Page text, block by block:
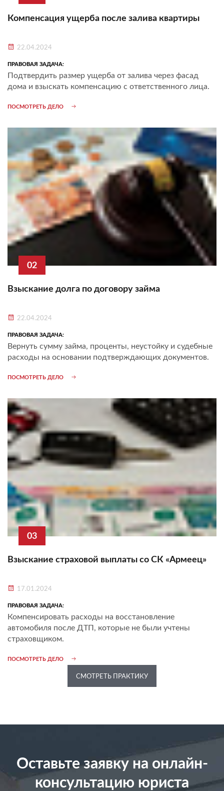
Компенсация ущерба после залива квартиры
22.04.2024
ПРАВОВАЯ ЗАДАЧА:
Подтвердить размер ущерба от залива через фасад
дома и взыскать компенсацию с ответственного лица.
ПОСМОТРЕТЬ ДЕЛО
02
Взыскание долга по договору займа
22.04.2024
ПРАВОВАЯ ЗАДАЧА:
Вернуть сумму займа, проценты, неустойку и судебные
расходы на основании подтверждающих документов.
ПОСМОТРЕТЬ ДЕЛО
03
Взыскание страховой выплаты со СК «Армеец»
17.01.2024
ПРАВОВАЯ ЗАДАЧА:
Компенсировать расходы на восстановление
автомобиля после ДТП, которые не были учтены
страховщиком.
ПОСМОТРЕТЬ ДЕЛО
СМОТРЕТЬ ПРАКТИКУ
Оставьте заявку на онлайн-
консультацию юриста